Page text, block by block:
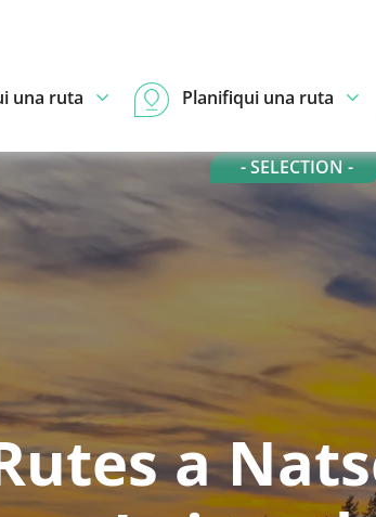
una ruta Planifiqui una ruta
- SELECTION -
a